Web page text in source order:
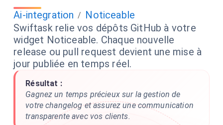
Ai-integration / Noticeable
Swiftask relie vos dépôts GitHub à votre
widget Noticeable. Chaque nouvelle
release ou pull request devient une mise à
jour publiée en temps réel.
Résultat :
Gagnez un temps précieux sur la gestion de
votre changelog et assurez une communication
transparente avec vos clients.